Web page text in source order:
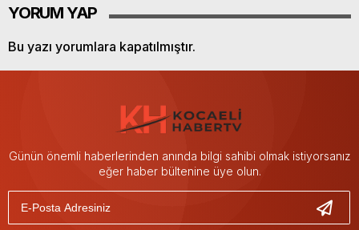
YORUM YAP
Bu yazı yorumlara kapatılmıştır.
Günün önemli haberlerinden anında bilgi sahibi olmak istiyorsanız
eğer haber bültenine üye olun.